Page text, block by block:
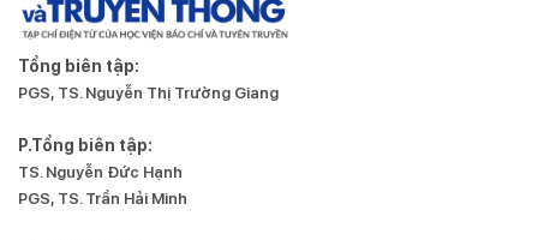
Tổng biên tập:
PGS, TS. Nguyễn Thị Trường Giang
P.Tổng biên tập:
TS. Nguyễn Đức Hạnh
PGS, TS. Trần Hải Minh